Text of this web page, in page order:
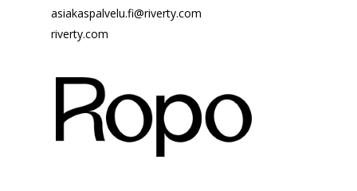
asiakaspalvelu.fi@riverty.com
riverty.com